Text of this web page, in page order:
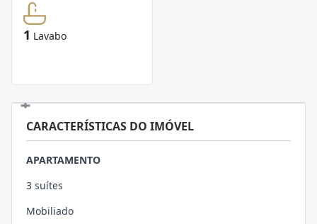
1 Lavabo
CARACTERÍSTICAS DO IMÓVEL
APARTAMENTO
3 suítes
Mobiliado